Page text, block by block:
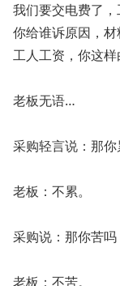
我们要交电费了
你给谁诉原因，
工人工资，你这
老板无语…
采购轻言说：那你
老板：不累。
采购说：那你苦吗
老板：不苦。